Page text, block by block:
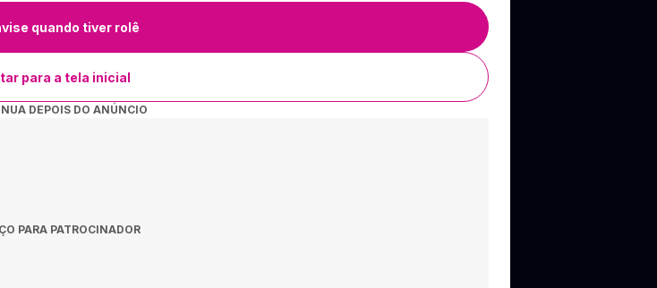
quando tiver rolê
para a tela inicial
DEPOIS DO ANÚNCIO
PARA PATROCINADOR